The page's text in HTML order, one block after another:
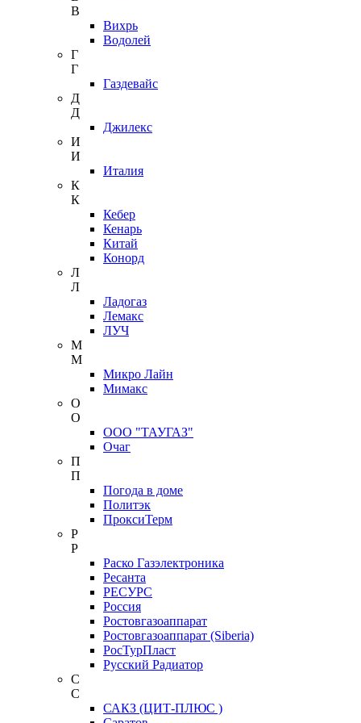
В
Вихрь
Водолей
Г
Г
Газдевайс
Д
Д
Джилекс
И
И
Италия
К
К
Кебер
Кенарь
Китай
Конорд
Л
Л
Ладогаз
Лемакс
ЛУЧ
М
М
Микро Лайн
Мимакс
О
О
ООО "ТАУГАЗ"
Очаг
П
П
Погода в доме
Политэк
ПроксиТерм
Р
Р
Раско Газэлектроника
Ресанта
РЕСУРС
Россия
Ростовгазоаппарат
Ростовгазоаппарат (Siberia)
РосТурПласт
Русский Радиатор
С
С
САКЗ (ЦИТ-ПЛЮС )